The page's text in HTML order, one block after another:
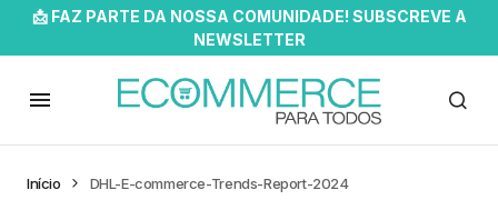
📩 FAZ PARTE DA NOSSA COMUNIDADE! SUBSCREVE A
NEWSLETTER
Início DHL-E-commerce-Trends-Report-2024